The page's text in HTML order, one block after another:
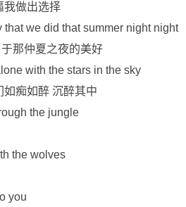
我做出选择
that we did that summer night night
那仲夏之夜的美好
with the stars in the sky
如痴如醉 沉醉其中
the jungle
the wolves
you